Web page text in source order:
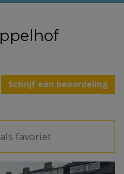
Schrijf een beoordeling
favoriet